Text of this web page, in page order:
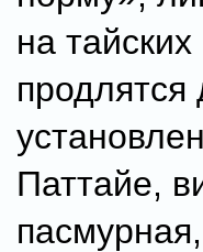
на
Паттайе,